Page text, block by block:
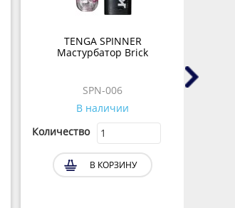
TENGA SPINNER
Мастурбатор Brick
SPN-006
В наличии
Количество
В КОРЗИНУ